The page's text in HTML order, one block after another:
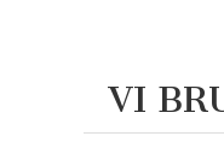
VI